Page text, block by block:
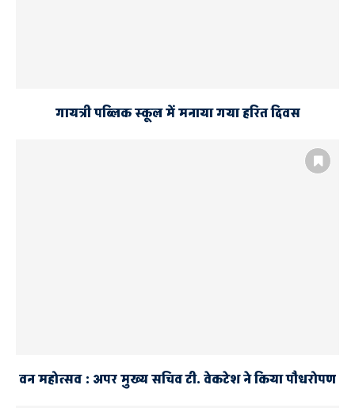
गायत्री पब्लिक स्कूल में मनाया गया हरित दिवस
वन महोत्सव : अपर मुख्य सचिव टी. वेकटेश ने किया पौधरोपण